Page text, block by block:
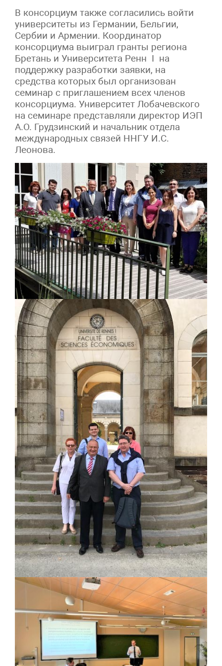
В консорциум также согласились войти
университеты из Германии, Бельгии,
Сербии и Армении. Координатор
консорциума выиграл гранты региона
Бретань и Университета Ренн I на
поддержку разработки заявки, на
средства которых был организован
семинар с приглашением всех членов
консорциума. Университет Лобачевского
на семинаре представляли директор ИЭП
А.О. Грудзинский и начальник отдела
международных связей ННГУ И.С.
Леонова.